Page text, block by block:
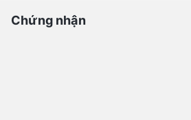
Chứng nhận